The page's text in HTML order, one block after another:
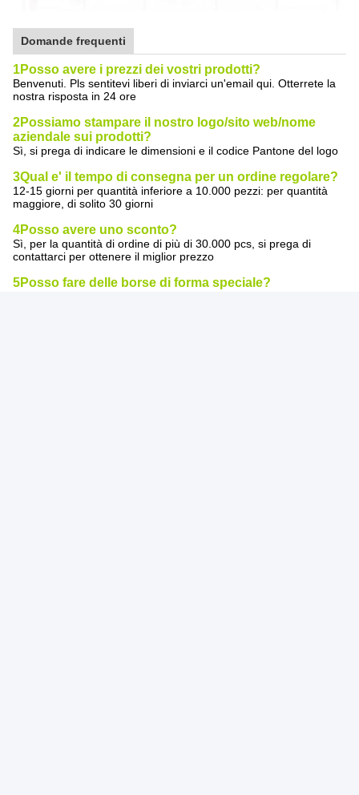
Domande frequenti
1Posso avere i prezzi dei vostri prodotti?
Benvenuti. Pls sentitevi liberi di inviarci un'email qui. Otterrete la
nostra risposta in 24 ore
2Possiamo stampare il nostro logo/sito web/nome
aziendale sui prodotti?
Sì, si prega di indicare le dimensioni e il codice Pantone del logo
3Qual e' il tempo di consegna per un ordine regolare?
12-15 giorni per quantità inferiore a 10.000 pezzi: per quantità
maggiore, di solito 30 giorni
4Posso avere uno sconto?
Sì, per la quantità di ordine di più di 30.000 pcs, si prega di
contattarci per ottenere il miglior prezzo
5Posso fare delle borse di forma speciale?